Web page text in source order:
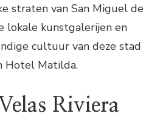
straten van San Miguel de
lokale kunstgalerijen en
cultuur van deze stad
Hotel Matilda.
Riviera